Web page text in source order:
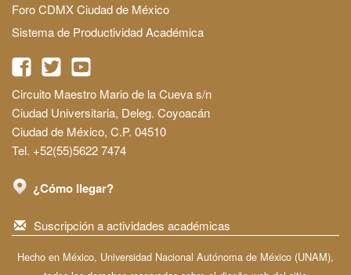
Foro CDMX Ciudad de México
Sistema de Productividad Académica
Circuito Maestro Mario de la Cueva s/n
Ciudad Universitaria, Deleg. Coyoacán
Ciudad de México, C.P. 04510
Tel. +52(55)5622 7474
¿Cómo llegar?
Suscripción a actividades académicas
Hecho en México, Universidad Nacional Autónoma de México (UNAM),